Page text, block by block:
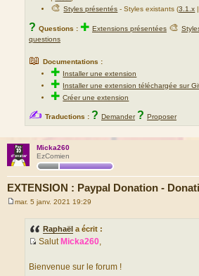
🎨Styles présentés - Styles existants (3.1.x
? Questions : ✚ Extensions présentées 🎨
questions
📖 Documentations :
✚ Installer une extension
✚ Installer une extension téléchargée sur
✚Créer une extension
✍ Traductions : ? Demander ? Proposer
Micka260
EzComien
EXTENSION : Paypal Donation -
mar. 5 janv. 2021 19:29
Raphaël a écrit :
o
SalutMicka260,
Bienvenue sur le forum !